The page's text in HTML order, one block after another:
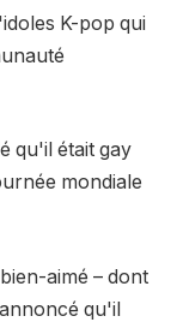
K-pop qui
qu'il était gay
mondiale
aimé – dont
qu'il